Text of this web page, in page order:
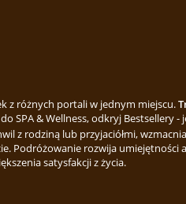
z różnych portali w jednym miejscu.
SPA & Wellness, odkryj Bestsellery
z rodziną lub przyjaciółmi,
Podróżowanie rozwija umiejętności
satysfakcji z życia.